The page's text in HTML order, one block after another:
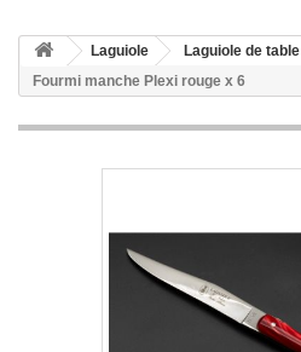
Laguiole Laguiole de table
Fourmi manche Plexi rouge x 6